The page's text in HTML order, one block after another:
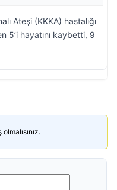
Ateşi (KKKA) hastalığı
5’i hayatını kaybetti, 9